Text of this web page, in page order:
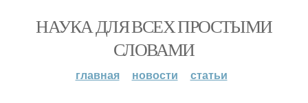
НАУКА ДЛЯ ВСЕХ ПРОСТЫМИ
СЛОВАМИ
главная новости статьи